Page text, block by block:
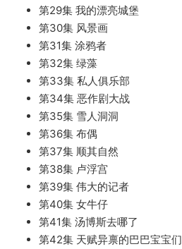
第29集 我的漂亮城堡
第30集 风景画
第31集 涂鸦者
第32集 绿藻
第33集 私人俱乐部
第34集 恶作剧大战
第35集 雪人洞洞
第36集 布偶
第37集 顺其自然
第38集 卢浮宫
第39集 伟大的记者
第40集 女牛仔
第41集 汤博斯去哪了
第42集 天赋异禀的巴巴宝宝们